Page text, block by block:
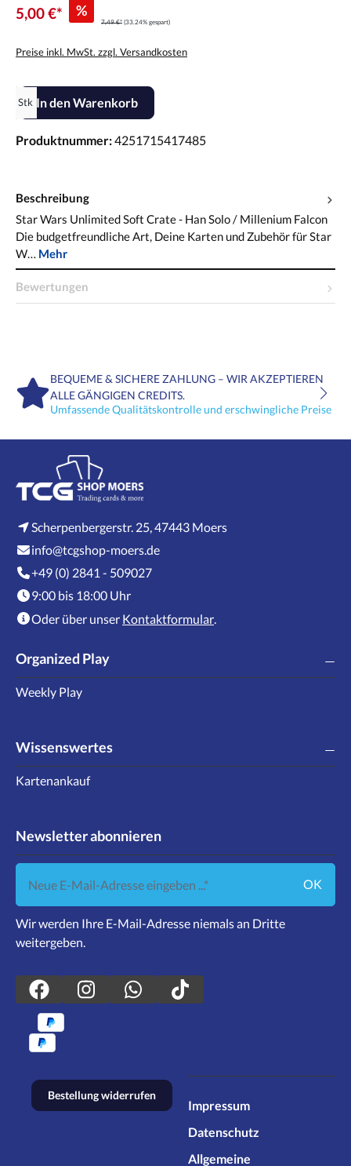
5,00 €* %
7,49 €* (33.24% gespart)
Preise inkl. MwSt. zzgl. Versandkosten
Produkt Anzahl: Gib den gewünschten Wert ein oder benutze die
Stk In den Warenkorb
Produktnummer:4251715417485
Beschreibung
Star Wars Unlimited Soft Crate - Han Solo / Millenium Falcon
Die budgetfreundliche Art, Deine Karten und Zubehör für Star
W… Mehr
Bewertungen
BEQUEME & SICHERE ZAHLUNG – WIR AKZEPTIEREN
ALLE GÄNGIGEN CREDITS.
Umfassende Qualitätskontrolle und erschwingliche Preise
Scherpenbergerstr. 25, 47443 Moers
info@tcgshop-moers.de
+49 (0) 2841 - 509027
9:00 bis 18:00 Uhr
Oder über unser Kontaktformular
Organized Play
Weekly Play
Wissenswertes
Kartenankauf
Newsletter abonnieren
Neue E-Mail-Adresse eingeben ...
OK
Wir werden Ihre E-Mail-Adresse niemals an Dritte
weitergeben.
Bestellung widerrufen
Impressum
Datenschutz
Allgemeine